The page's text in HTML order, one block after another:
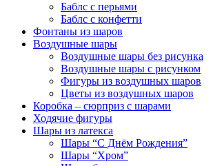
Баблс с перьями
Баблс с конфетти
Фонтаны из шаров
Воздушные шары
Воздушные шары без рисунка
Воздушные шары с рисунком
Фигуры из воздушных шаров
Цветы из воздушных шаров
Коробка – сюрприз с шарами
Ходячие фигуры
Шары из латекса
Шары “С Днём Рождения”
Шары “Хром”